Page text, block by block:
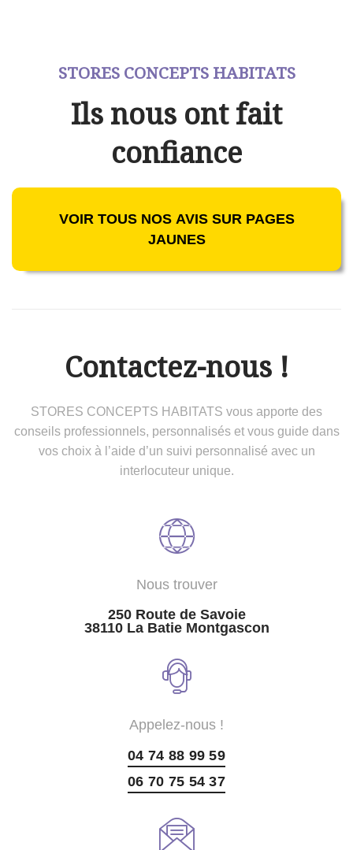
STORES CONCEPTS HABITATS
Ils nous ont fait
confiance
VOIR TOUS NOS AVIS SUR PAGES
JAUNES
Contactez-nous !
STORES CONCEPTS HABITATS vous apporte des
conseils professionnels, personnalisés et vous guide dans
vos choix à l’aide d’un suivi personnalisé avec un
interlocuteur unique.
Nous trouver
250 Route de Savoie
38110 La Batie Montgascon
Appelez-nous !
04 74 88 99 59
06 70 75 54 37